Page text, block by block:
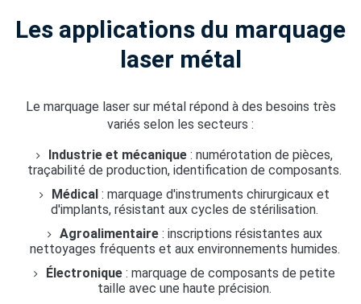
Les applications du marquage
laser métal
Le marquage laser sur métal répond à des besoins très
variés selon les secteurs :
Industrie et mécanique : numérotation de pièces,
traçabilité de production, identification de composants.
Médical : marquage d'instruments chirurgicaux et
d'implants, résistant aux cycles de stérilisation.
Agroalimentaire: inscriptions résistantes aux
nettoyages fréquents et aux environnements humides.
Électronique : marquage de composants de petite
taille avec une haute précision.